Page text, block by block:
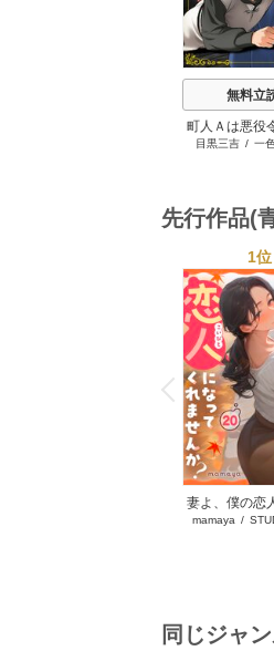
無料立
町人Ａは悪役
しても救いた
目黒三吉 / 一
先行作品(
P
r
e
v
i
o
u
s
1位
妻よ、僕の恋
くれませ
mamaya /
同じジャ